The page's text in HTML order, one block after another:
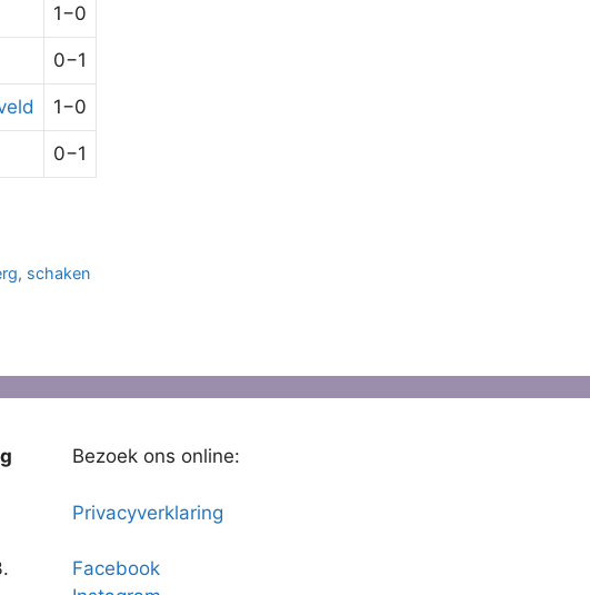
1−0
0−1
1−0
0−1
, schaken
Bezoek ons online:
Privacyverklaring
Facebook